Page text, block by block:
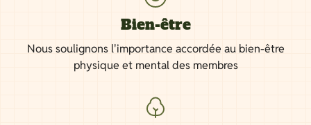
Bien-être
Nous soulignons l'importance accordée au bien-être
physique et mental des membres